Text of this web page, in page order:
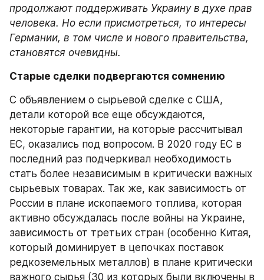
продолжают поддерживать Украину в духе прав
человека. Но если присмотреться, то интересы
Германии, в том числе и нового правительства,
становятся очевидны.
Старые сделки подвергаются сомнению
С объявлением о сырьевой сделке с США,
детали которой все еще обсуждаются,
некоторые гарантии, на которые рассчитывал
ЕС, оказались под вопросом. В 2020 году ЕС в
последний раз подчеркивал необходимость
стать более независимым в критически важных
сырьевых товарах. Так же, как зависимость от
России в плане ископаемого топлива, которая
активно обсуждалась после войны на Украине,
зависимость от третьих стран (особенно Китая,
который доминирует в цепочках поставок
редкоземельных металлов) в плане критически
важного сырья (30 из которых были включены в